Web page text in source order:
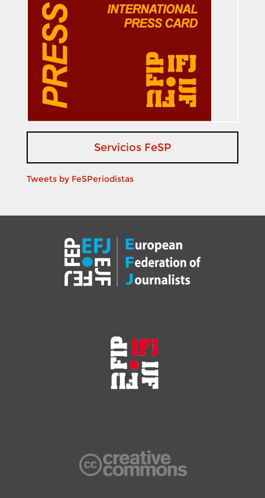
Servicios FeSP
Tweets by FeSPeriodistas